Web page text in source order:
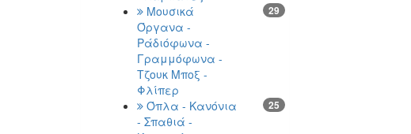
Μουσικά
Όργανα -
Ράδιόφωνα -
Γραμμόφωνα -
Τζουκ Μποξ -
Φλίπερ
29
Όπλα - Κανόνια
- Σπαθιά -
25